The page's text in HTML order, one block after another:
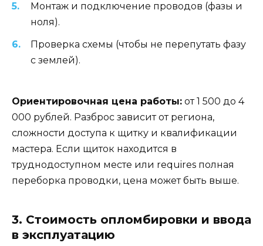
Монтаж и подключение проводов (фазы и
ноля).
Проверка схемы (чтобы не перепутать фазу
с землей).
Ориентировочная цена работы: от 1 500 до 4
000 рублей. Разброс зависит от региона,
сложности доступа к щитку и квалификации
мастера. Если щиток находится в
труднодоступном месте или requires полная
переборка проводки, цена может быть выше.
3. Стоимость опломбировки и ввода
в эксплуатацию